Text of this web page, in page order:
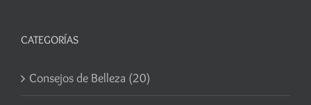
CATEGORÍAS
Consejos de Belleza (20)